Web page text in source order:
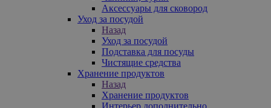
Аксессуары для сковород
Уход за посудой
Назад
Уход за посудой
Подставка для посуды
Чистящие средства
Хранение продуктов
Назад
Хранение продуктов
Интерьер дополнительно